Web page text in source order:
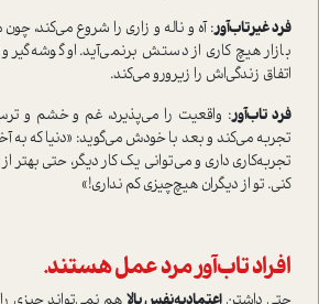
فرد غیرتاب‌آور: آه و ناله و زاری را شروع می‌کند،
بازار هیچ کاری از دستش برنمی‌آید. او
اتفاق زندگی‌اش را زیرورو می‌کند.
فرد تاب‌آور: واقعیت را می‌پذیرد، غم و خشم و
تجربه می‌کند و بعد با خودش می‌گوید: «دنیا که به
تجربه‌کاری داری و می‌توانی یک کار دیگر، حتی بهتر
کنی. تو از دیگران هیچ‌چیزی کم نداری!»
افراد تاب‌آور مرد عمل هستند‌.